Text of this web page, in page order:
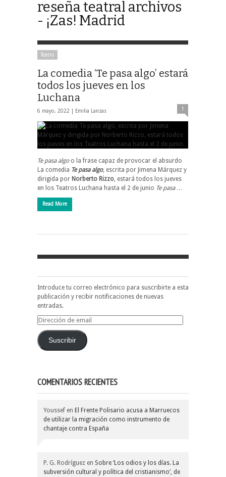
reseña teatral archivos
- ¡Zas! Madrid
Teatro
La comedia ‘Te pasa algo’ estará
todos los jueves en los
Luchana
6 mayo, 2022 | Emilia Lanzas 1
Te pasa algoo la frase capaz de provocar el absurdo
La comedia Te pasa algo, escrita por Jimena Márquez y
dirigida por Norberto Rizzo , estará todos los jueves
en los Teatros Luchana hasta el 2 de junio Te pasa …
Read More
Introduce tu correo electrónico para suscribirte a esta
publicación y recibir notificaciones de nuevas
entradas.
Dirección
emailSuscribir
COMENTARIOS RECIENTES
Youssef en El Frente Polisario acusa a Marruecos
de utilizar la migración como instrumento de
chantaje contra España
P. G. Rodríguez en Sobre ‘Los odios y los días. La
subversión cultural y política del cristianismo’, de